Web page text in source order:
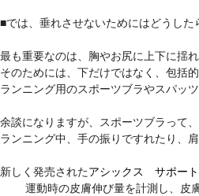
■では、垂れさせないためにはどうした
最も重要なのは、胸やお尻に上下に揺
そのためには、下だけではなく、包括
ランニング用のスポーツブラやスパッツ
余談になりますが、スポーツブラって、
ランニング中、手の振りですれたり、
新しく発売されたアシックス サポー
運動時の皮膚伸び量を計測し、 皮